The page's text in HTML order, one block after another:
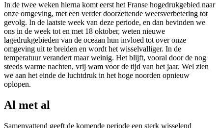
In de twee weken hierna komt eerst het Franse hogedrukgebied naar
onze omgeving, met een verder doorzettende weersverbetering tot
gevolg. In de laatste week van deze periode, en dan bevinden we
ons in de week tot en met 18 oktober, weten nieuwe
lagedrukgebieden van de oceaan hun invloed tot over onze
omgeving uit te breiden en wordt het wisselvalliger. In de
temperatuur verandert maar weinig. Het blijft, vooral door de nog
steeds warme nachten, vrij wam voor de tijd van het jaar. Wel zien
we aan het einde de luchtdruk in het hoge noorden opnieuw
oplopen.
Al met al
Samenvattend geeft de komende periode een sterk wisselend